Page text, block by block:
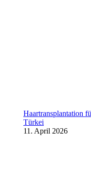
Haartransplantation
Türkei
11. April 2026